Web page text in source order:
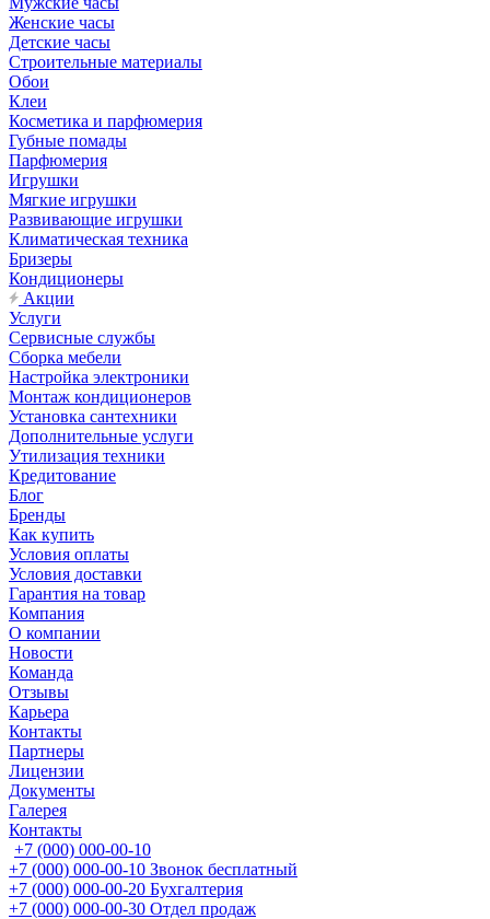
Женские часы
Детские часы
Строительные материалы
Обои
Клеи
Косметика и парфюмерия
Губные помады
Парфюмерия
Игрушки
Мягкие игрушки
Развивающие игрушки
Климатическая техника
Бризеры
Кондиционеры
Акции
Услуги
Сервисные службы
Сборка мебели
Настройка электроники
Монтаж кондиционеров
Установка сантехники
Дополнительные услуги
Утилизация техники
Кредитование
Блог
Бренды
Как купить
Условия оплаты
Условия доставки
Гарантия на товар
Компания
О компании
Новости
Команда
Отзывы
Карьера
Контакты
Партнеры
Лицензии
Документы
Галерея
Контакты
+7 (000) 000-00-10
+7 (000) 000-00-10 Звонок бесплатный
+7 (000) 000-00-20 Бухгалтерия
+7 (000) 000-00-30 Отдел продаж